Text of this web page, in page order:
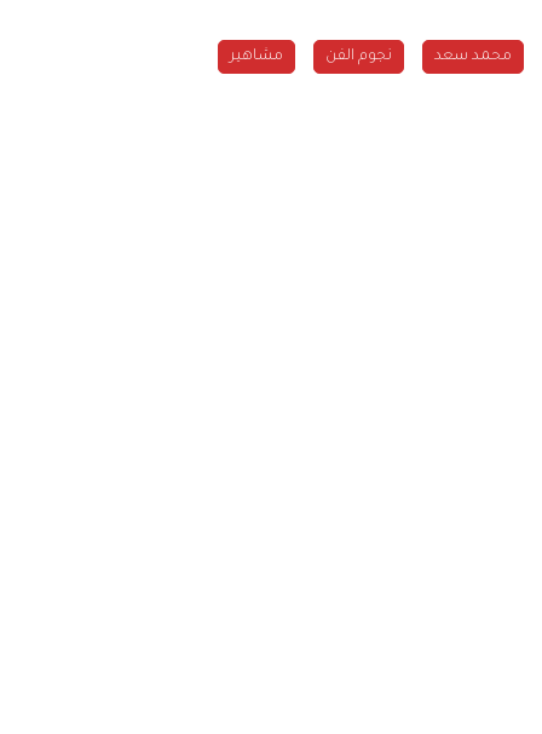
محمد سعد نجوم الفن مشاهير